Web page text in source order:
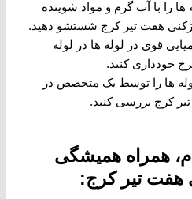
را با آب گرم و مواد شوینده
هفت تیر کرج شستشو دهید.
قوی در لوله ها در لوله
خودداری کنید.
ها را توسط یک متخصص در
کرج بررسی کنید.
همراه همیشگی
هفت تیر کرج: